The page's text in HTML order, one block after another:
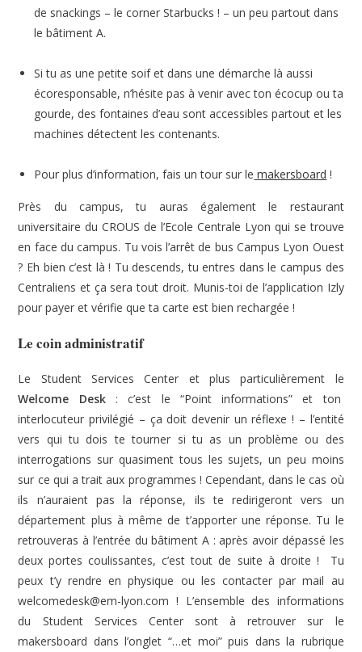
de snackings – le corner Starbucks ! – un peu partout dans
le bâtiment A.
Si tu as une petite soif et dans une démarche là aussi
écoresponsable, n’hésite pas à venir avec ton écocup ou ta
gourde, des fontaines d’eau sont accessibles partout et les
machines détectent les contenants.
Pour plus d’information, fais un tour sur le makersboard !
Près du campus, tu auras également le restaurant
universitaire du CROUS de l’Ecole Centrale Lyon qui se trouve
en face du campus. Tu vois l’arrêt de bus Campus Lyon Ouest
? Eh bien c’est là ! Tu descends, tu entres dans le campus des
Centraliens et ça sera tout droit. Munis-toi de l’application Izly
pour payer et vérifie que ta carte est bien rechargée !
Le coin administratif
Le Student Services Center et plus particulièrement le
Welcome Desk: c’est le “Point informations” et ton
interlocuteur privilégié – ça doit devenir un réflexe ! – l’entité
vers qui tu dois te tourner si tu as un problème ou des
interrogations sur quasiment tous les sujets, un peu moins
sur ce qui a trait aux programmes ! Cependant, dans le cas où
ils n’auraient pas la réponse, ils te redirigeront vers un
département plus à même de t’apporter une réponse. Tu le
retrouveras à l’entrée du bâtiment A : après avoir dépassé les
deux portes coulissantes, c’est tout de suite à droite ! Tu
peux t’y rendre en physique ou les contacter par mail au
welcomedesk@em-lyon.com ! L’ensemble des informations
du Student Services Center sont à retrouver sur le
makersboard dans l’onglet “…et moi” puis dans la rubrique